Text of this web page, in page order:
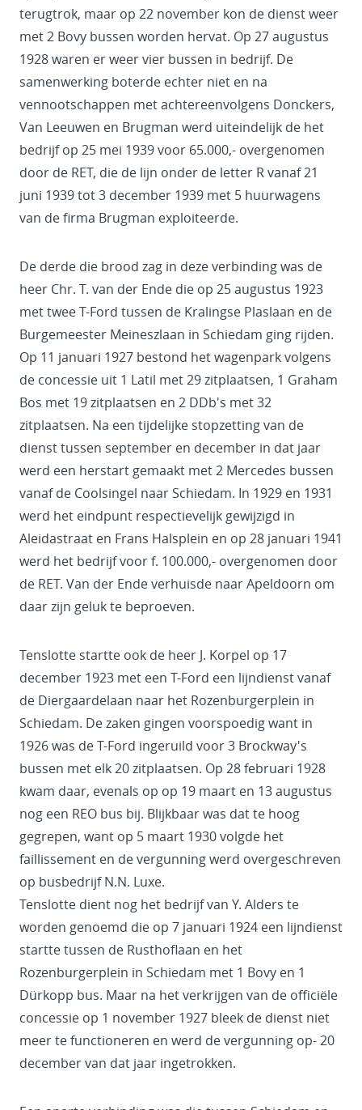
terugtrok, maar op 22 november kon de dienst weer
met 2 Bovy bussen worden hervat. Op 27 augustus
1928 waren er weer vier bussen in bedrijf. De
samenwerking boterde echter niet en na
vennootschappen met achtereenvolgens Donckers,
Van Leeuwen en Brugman werd uiteindelijk de het
bedrijf op 25 mei 1939 voor 65.000,- overgenomen
door de RET, die de lijn onder de letter R vanaf 21
juni 1939 tot 3 december 1939 met 5 huurwagens
van de firma Brugman exploiteerde.
De derde die brood zag in deze verbinding was de
heer Chr. T. van der Ende die op 25 augustus 1923
met twee T-Ford tussen de Kralingse Plaslaan en de
Burgemeester Meineszlaan in Schiedam ging rijden.
Op 11 januari 1927 bestond het wagenpark volgens
de concessie uit 1 Latil met 29 zitplaatsen, 1 Graham
Bos met 19 zitplaatsen en 2 DDb's met 32
zitplaatsen. Na een tijdelijke stopzetting van de
dienst tussen september en december in dat jaar
werd een herstart gemaakt met 2 Mercedes bussen
vanaf de Coolsingel naar Schiedam. In 1929 en 1931
werd het eindpunt respectievelijk gewijzigd in
Aleidastraat en Frans Halsplein en op 28 januari 1941
werd het bedrijf voor f. 100.000,- overgenomen door
de RET. Van der Ende verhuisde naar Apeldoorn om
daar zijn geluk te beproeven.
Tenslotte startte ook de heer J. Korpel op 17
december 1923 met een T-Ford een lijndienst vanaf
de Diergaardelaan naar het Rozenburgerplein in
Schiedam. De zaken gingen voorspoedig want in
1926 was de T-Ford ingeruild voor 3 Brockway's
bussen met elk 20 zitplaatsen. Op 28 februari 1928
kwam daar, evenals op op 19 maart en 13 augustus
nog een REO bus bij. Blijkbaar was dat te hoog
gegrepen, want op 5 maart 1930 volgde het
faillissement en de vergunning werd overgeschreven
op busbedrijf N.N. Luxe.
Tenslotte dient nog het bedrijf van Y. Alders te
worden genoemd die op 7 januari 1924 een lijndienst
startte tussen de Rusthoflaan en het
Rozenburgerplein in Schiedam met 1 Bovy en 1
Dürkopp bus. Maar na het verkrijgen van de officiële
concessie op 1 november 1927 bleek de dienst niet
meer te functioneren en werd de vergunning op- 20
december van dat jaar ingetrokken.